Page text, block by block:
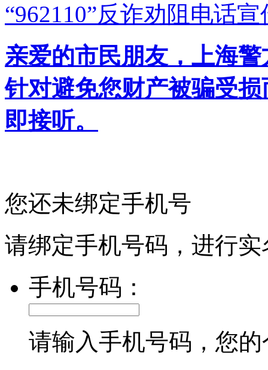
“962110”反诈劝阻电话宣
亲爱的市民朋友，上海
针对避免您财产被骗受
即接听。
您还未绑定手机号
请绑定手机号码，进行
手机号码：
请输入手机号码，您